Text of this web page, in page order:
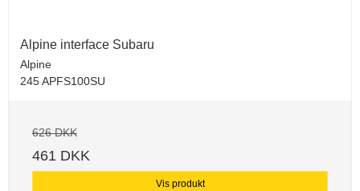
Alpine interface Subaru
Alpine
245 APFS100SU
626 DKK
461 DKK
Vis produkt